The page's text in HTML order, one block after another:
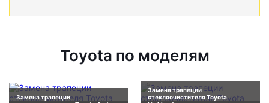
Toyota по моделям
Замена трапеции
Замена трапеции
стеклоочистителя Toyota